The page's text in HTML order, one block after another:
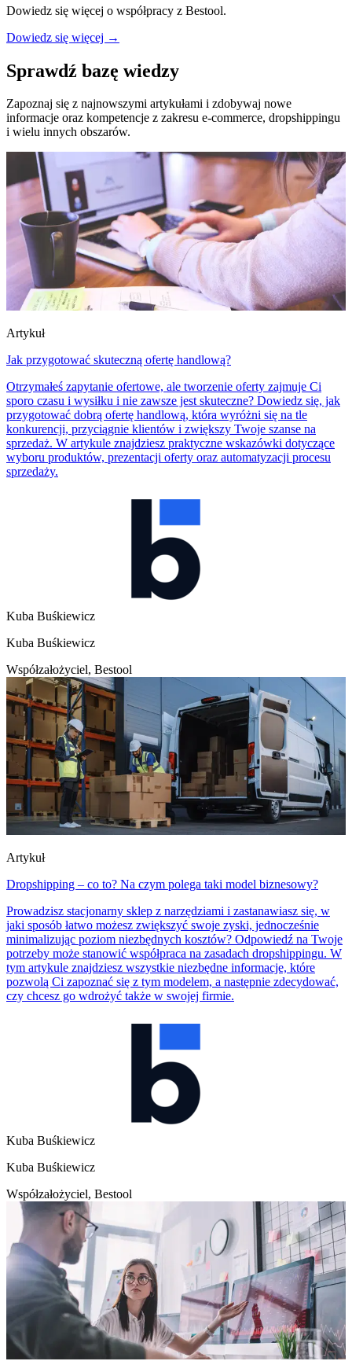
Dowiedz się więcej o współpracy z Bestool.
Dowiedz się więcej →
Sprawdź bazę wiedzy
Zapoznaj się z najnowszymi artykułami i zdobywaj nowe
informacje oraz kompetencje z zakresu e-commerce, dropshippingu
i wielu innych obszarów.
Artykuł
Jak przygotować skuteczną ofertę handlową?
Otrzymałeś zapytanie ofertowe, ale tworzenie oferty zajmuje Ci
sporo czasu i wysiłku i nie zawsze jest skuteczne? Dowiedz się, jak
przygotować dobrą ofertę handlową, która wyróżni się na tle
konkurencji, przyciągnie klientów i zwiększy Twoje szanse na
sprzedaż. W artykule znajdziesz praktyczne wskazówki dotyczące
wyboru produktów, prezentacji oferty oraz automatyzacji procesu
sprzedaży.
Kuba Buśkiewicz
Kuba Buśkiewicz
Współzałożyciel, Bestool
Artykuł
Dropshipping – co to? Na czym polega taki model biznesowy?
Prowadzisz stacjonarny sklep z narzędziami i zastanawiasz się, w
jaki sposób łatwo możesz zwiększyć swoje zyski, jednocześnie
minimalizując poziom niezbędnych kosztów? Odpowiedź na Twoje
potrzeby może stanowić współpraca na zasadach dropshippingu. W
tym artykule znajdziesz wszystkie niezbędne informacje, które
pozwolą Ci zapoznać się z tym modelem, a następnie zdecydować,
czy chcesz go wdrożyć także w swojej firmie.
Kuba Buśkiewicz
Kuba Buśkiewicz
Współzałożyciel, Bestool